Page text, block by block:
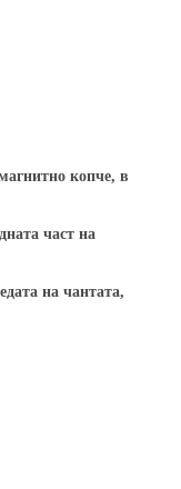
копче, в
част на
на чантата,